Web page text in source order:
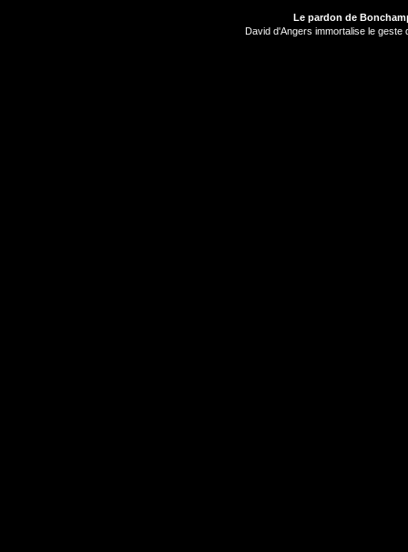
Le pardon de
David d'Angers immortalise le